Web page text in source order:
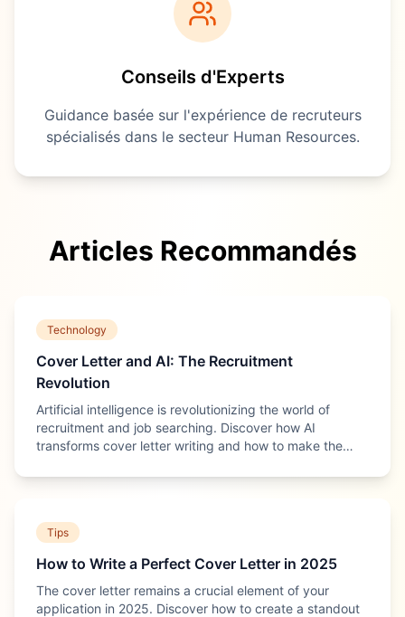
Conseils d'Experts
Guidance basée sur l'expérience de recruteurs
spécialisés dans le secteur Human Resources.
Articles Recommandés
Technology
Cover Letter and AI: The Recruitment
Revolution
Artificial intelligence is revolutionizing the world of
recruitment and job searching. Discover how AI
transforms cover letter writing and how to make the
Tips
How to Write a Perfect Cover Letter in 2025
The cover letter remains a crucial element of your
application in 2025. Discover how to create a standout